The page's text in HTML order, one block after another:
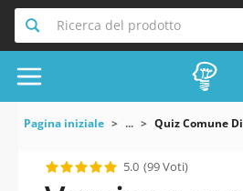
Ricerca del prodotto
Pagina iniziale ... Quiz Comune
5.0 (99 Voti)